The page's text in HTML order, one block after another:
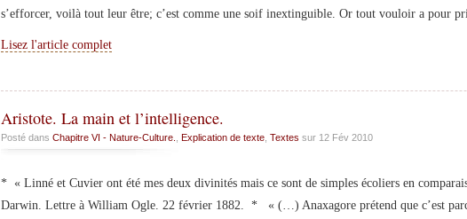
s’efforcer, voilà tout leur être; c’est comme une soif inextinguible. Or tout vouloir a pour
Lisez l'article complet
Aristote. La main et l’intelligence.
Posté dans Chapitre VI - Nature-Culture. Explication de texte Textes sur 12 Fév 2010
* « Linné et Cuvier ont été mes deux divinités mais ce sont de simples écoliers en
Darwin. Lettre à William Ogle. 22 février 1882. * « (…) Anaxagore prétend que c’est